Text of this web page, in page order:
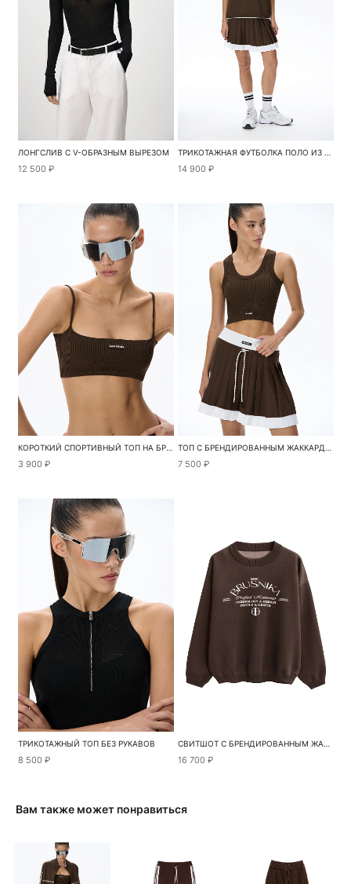
ЛОНГСЛИВ С V-ОБРАЗНЫМ ВЫРЕЗОМ
12 500 ₽
ТРИКОТАЖНАЯ ФУТБОЛКА ПОЛО ИЗ ВИСКОЗЫ
14 900 ₽
КОРОТКИЙ СПОРТИВНЫЙ ТОП НА БРЕТЕЛЬКАХ
3 900 ₽
ТОП С БРЕНДИРОВАННЫМ ЖАККАРДОМ
7 500 ₽
ТРИКОТАЖНЫЙ ТОП БЕЗ РУКАВОВ
8 500 ₽
СВИТШОТ С БРЕНДИРОВАННЫМ ЖАККАРДОМ
16 700 ₽
Вам также может понравиться